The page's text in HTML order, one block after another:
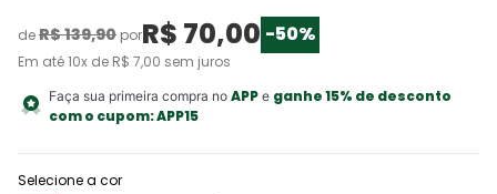
deR$139,90 porR$ 70,00 -50%
Em até10x de R$ 7,00 sem juros
Faça sua primeira compra no APPe ganhe 15% de desconto
com o cupom:APP15
Selecione a cor